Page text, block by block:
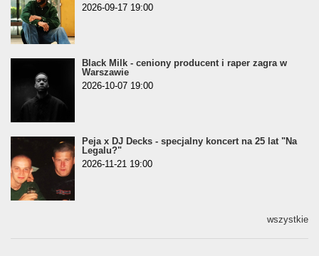
2026-09-17 19:00
Black Milk - ceniony producent i raper zagra w
Warszawie
2026-10-07 19:00
Peja x DJ Decks - specjalny koncert na 25 lat "Na
Legalu?"
2026-11-21 19:00
wszystkie